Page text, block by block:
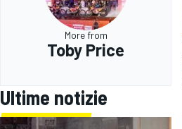
More from
Toby Price
Ultime notizie